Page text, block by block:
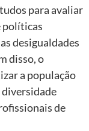
para avaliar
políticas
desigualdades
disso, o
a população
diversidade
de